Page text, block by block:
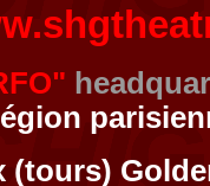
(tours)